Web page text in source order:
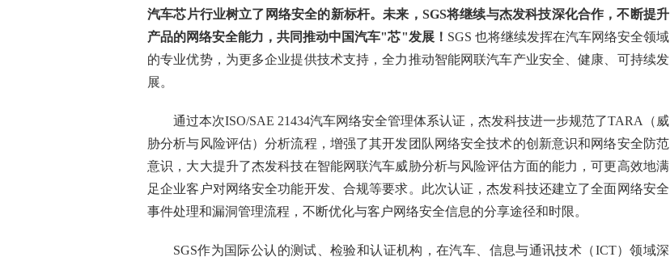
汽车芯片行业树立了网络安全的新标杆。未来， SGS将继续与杰发科技深化合作，不断提升
产品的网络安全能力，共同推动中国汽车"芯"发展！ SGS 也将继续发挥在汽车网络安全领域
的专业优势，为更多企业提供技术支持，全力推动智能网联汽车产业安全、健康、可持续发
展。
通过本次ISO/SAE 21434汽车网络安全管理体系认证，杰发科技进一步规范了TARA（威
胁分析与风险评估）分析流程，增强了其开发团队网络安全技术的创新意识和网络安全防范
意识，大大提升了杰发科技在智能网联汽车威胁分析与风险评估方面的能力，可更高效地满
足企业客户对网络安全功能开发、合规等要求。此次认证，杰发科技还建立了全面网络安全
事件处理和漏洞管理流程，不断优化与客户网络安全信息的分享途径和时限。
SGS作为国际公认的测试、检验和认证机构，在汽车、信息与通讯技术（ICT）领域深